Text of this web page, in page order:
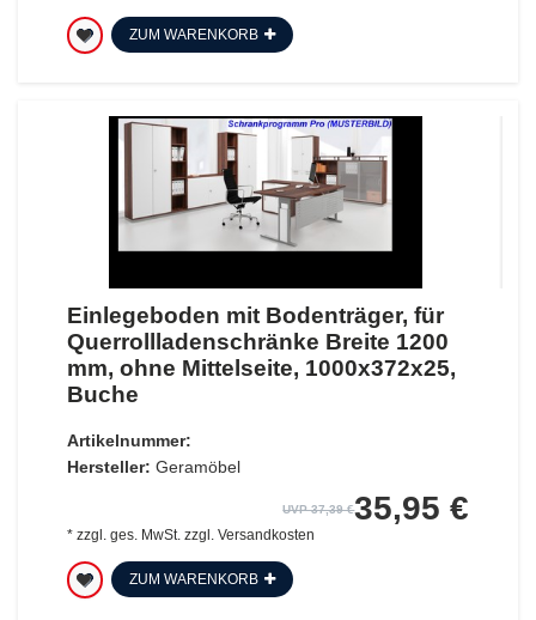
ZUM WARENKORB
Einlegeboden mit Bodenträger, für
Querrollladenschränke Breite 1200
mm, ohne Mittelseite, 1000x372x25,
Buche
Artikelnummer:
Hersteller: Geramöbel
UVP 37,39 €35,95 €
* zzgl. ges. MwSt.zzgl. Versandkosten
ZUM WARENKORB